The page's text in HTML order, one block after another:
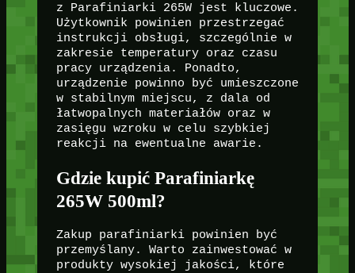
z Parafiniarki 265W jest kluczowe.
Użytkownik powinien przestrzegać
instrukcji obsługi, szczególnie w
zakresie temperatury oraz czasu
pracy urządzenia. Ponadto,
urządzenie powinno być umieszczone
w stabilnym miejscu, z dala od
łatwopalnych materiałów oraz w
zasięgu wzroku w celu szybkiej
reakcji na ewentualne awarie.
Gdzie kupić Parafiniarkę
265W 500ml?
Zakup parafiniarki powinien być
przemyślany. Warto zainwestować w
produkty wysokiej jakości, które